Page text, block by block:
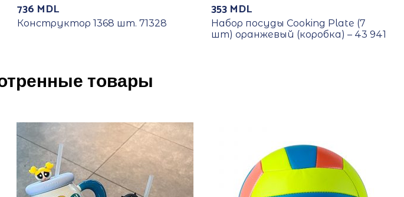
736 MDL
Конструктор 1368 шт. 71328
353 MDL
Набор посуды Cooking Plate (7
шт) оранжевый (коробка) – 43 941
товары